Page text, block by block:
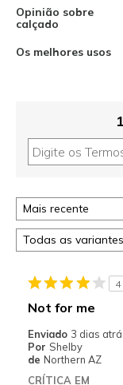
Opinião sobre
calçado
Os melhores usos
4
Not for me
Enviado 3 dias
Por Shelby
de Northern AZ
CRÍTICA EM